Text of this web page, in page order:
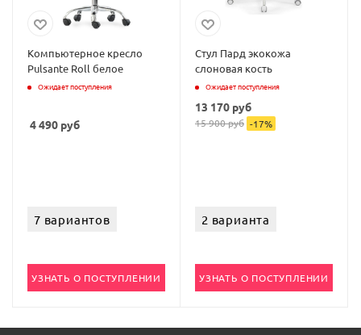
Компьютерное кресло
Pulsante Roll белое
Ожидает поступления
4 490 руб
7 вариантов
УЗНАТЬ О ПОСТУПЛЕНИИ
Стул Пард экокожа
слоновая кость
Ожидает поступления
13 170 руб
15 900руб -17%
2 варианта
УЗНАТЬ О ПОСТУПЛЕНИИ